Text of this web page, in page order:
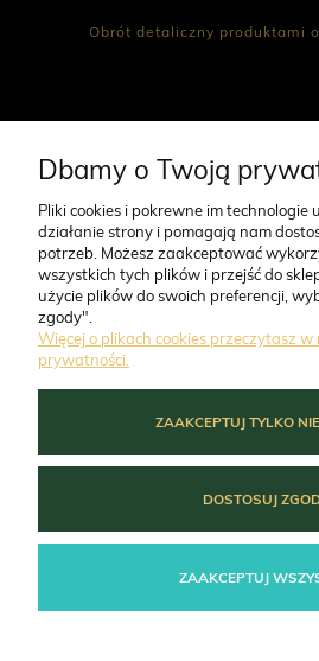
Obrót detaliczny produktami
CO NAS
O FIRMIE
Dbamy o Twoją
Pliki cookies i pokrewne im
działanie strony i pomagają nam
potrzeb. Możesz zaakceptować
wszystkich tych plików i przejść do
użycie plików do swoich preferencji,
zgody".
Więcej o plikach cookies przeczytasz w
prywatności.
ZAAKCEPTUJ TYLKO
DOSTOSUJ
ZAAKCEPTUJ